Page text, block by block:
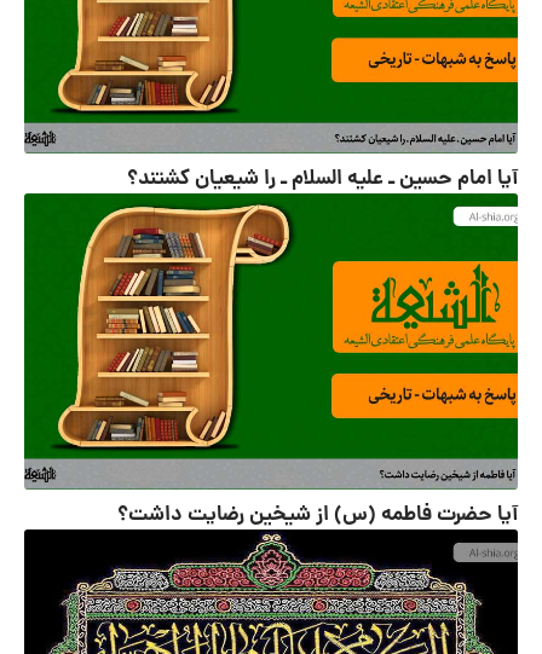
آیا امام حسين ـ علیه السلام ـ را شیعیان کشتند؟
آیا حضرت فاطمه (س) از شیخین رضایت داشت؟